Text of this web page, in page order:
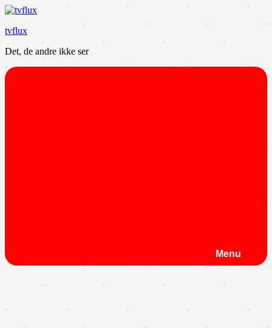
Videre
indhold
tvflux
Det, de andre ikke ser
Menu